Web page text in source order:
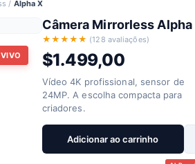
/ Alpha X
Câmera Mirrorless Alpha
★★★★★ (128 avaliações)
$1.499,00
Vídeo 4K profissional, sensor de
24MP. A escolha compacta para
criadores.
Adicionar ao carrinho
neurais
Recomendado para
saúde
histórico
Salto